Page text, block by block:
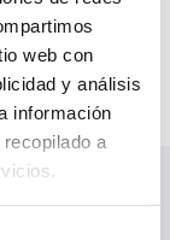
web con
y análisis
información
a
tener un